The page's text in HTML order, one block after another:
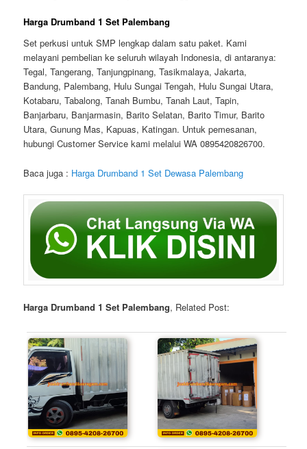
Harga Drumband 1 Set Palembang
Set perkusi untuk SMP lengkap dalam satu paket. Kami
melayani pembelian ke seluruh wilayah Indonesia, di antaranya:
Tegal, Tangerang, Tanjungpinang, Tasikmalaya, Jakarta,
Bandung, Palembang, Hulu Sungai Tengah, Hulu Sungai Utara,
Kotabaru, Tabalong, Tanah Bumbu, Tanah Laut, Tapin,
Banjarbaru, Banjarmasin, Barito Selatan, Barito Timur, Barito
Utara, Gunung Mas, Kapuas, Katingan. Untuk pemesanan,
hubungi Customer Service kami melalui WA 0895420826700.
Baca juga : Harga Drumband 1 Set Dewasa Palembang
Harga Drumband 1 Set Palembang, Related Post: